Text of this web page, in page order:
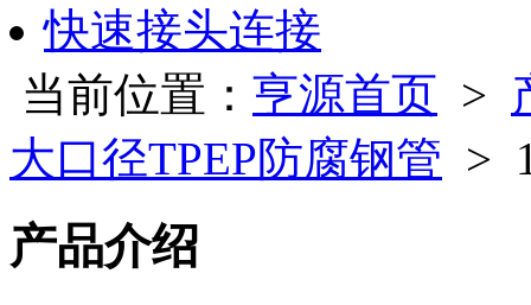
快速接头连接
当前位置： 亨源首页 >
大口径TPEP防腐钢管 >
产品介绍